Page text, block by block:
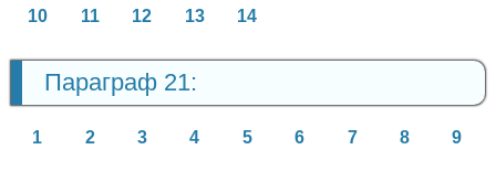
10 11 12 13 14
Параграф 21:
1 2 3 4 5 6 7 8 9